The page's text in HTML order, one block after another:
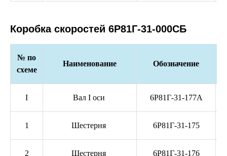
Коробка скоростей 6Р81Г-31-000СБ
№ по
схеме
Наименование Обозначение
I Вал I оси 6Р81Г-31-177А
1 Шестерня 6Р81Г-31-175
2 Шестерня 6Р81Г-31-176